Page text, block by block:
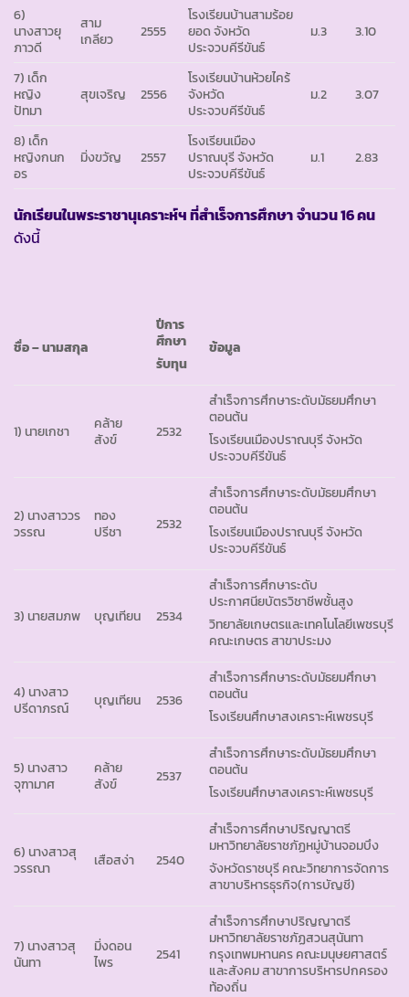
6)
นางสาวยุ
ภาวดี
สาม
เกลียว
2555
โรงเรียนบ้านสามร้อย
ยอด จังหวัด
ประจวบคีรีขันธ์
ม.3 3.10
7) เด็ก
หญิง
ปัทมา
สุขเจริญ 2556
โรงเรียนบ้านห้วยไคร้
จังหวัด
ประจวบคีรีขันธ์
ม.2 3.07
8) เด็ก
หญิงกนก
อร
มิ่งขวัญ 2557
โรงเรียนเมือง
ปราณบุรี จังหวัด
ประจวบคีรีขันธ์
ม.1 2.83
นักเรียนในพระราชานุเคราะห์ฯ ที่สำเร็จการศึกษาจำนวน 16 คน
ดังนี้
ชื่อ– นามสกุล
ปีการ
ศึกษา
รับทุน
ข้อมูล
1) นายเกชา
คล้าย
สังข์
2532
สำเร็จการศึกษาระดับมัธยมศึกษา
ตอนต้น
โรงเรียนเมืองปราณบุรี จังหวัด
ประจวบคีรีขันธ์
2) นางสาววร
วรรณ
ทอง
ปรีชา
2532
สำเร็จการศึกษาระดับมัธยมศึกษา
ตอนต้น
โรงเรียนเมืองปราณบุรี จังหวัด
ประจวบคีรีขันธ์
3) นายสมภพ บุญเทียน 2534
สำเร็จการศึกษาระดับ
ประกาศนียบัตรวิชาชีพชั้นสูง
วิทยาลัยเกษตรและเทคโนโลยีเพชรบุรี
คณะเกษตร สาขาประมง
4) นางสาว
ปรีดาภรณ์
บุญเทียน 2536
สำเร็จการศึกษาระดับมัธยมศึกษา
ตอนต้น
โรงเรียนศึกษาสงเคราะห์เพชรบุรี
5) นางสาว
จุฑามาศ
คล้าย
สังข์
2537
สำเร็จการศึกษาระดับมัธยมศึกษา
ตอนต้น
โรงเรียนศึกษาสงเคราะห์เพชรบุรี
6) นางสาวสุ
วรรณา
เสือสง่า 2540
สำเร็จการศึกษาปริญญาตรี
มหาวิทยาลัยราชภัฏหมู่บ้านจอมบึง
จังหวัดราชบุรี คณะวิทยาการจัดการ
สาขาบริหารธุรกิจ(การบัญชี)
7) นางสาวสุ
นันทา
มิ่งดอน
ไพร
2541
สำเร็จการศึกษาปริญญาตรี
มหาวิทยาลัยราชภัฏสวนสุนันทา
กรุงเทพมหานคร คณะมนุษยศาสตร์
และสังคม สาขาการบริหารปกครอง
ท้องถิ่น